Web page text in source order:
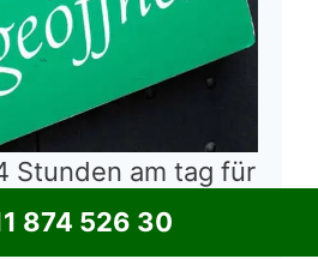
Stunden am tag für
geöffnet.
874 526 30